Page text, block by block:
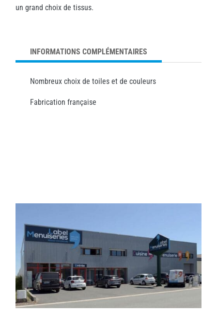
un grand choix de tissus.
INFORMATIONS COMPLÉMENTAIRES
Nombreux choix de toiles et de couleurs
Fabrication française